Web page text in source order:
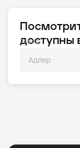
доступны
Город